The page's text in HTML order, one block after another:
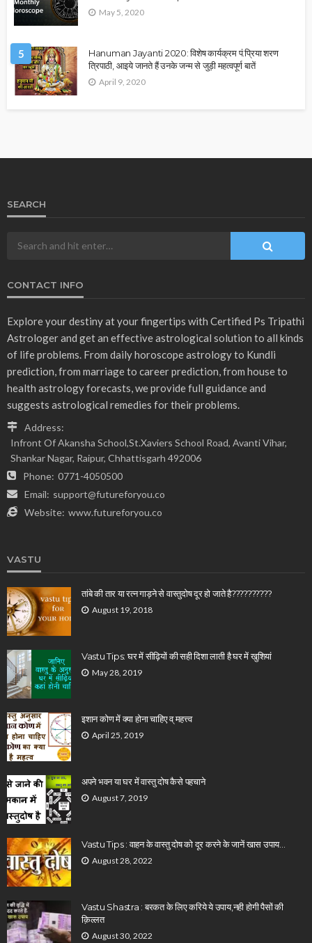
May 5, 2020
5
Hanuman Jayanti 2020: विशेष कार्यक्रम पं.प्रिया शरण
त्रिपाठी, आइये जानते हैं उनके जन्म से जुड़ी महत्वपूर्ण बातें
April 9, 2020
SEARCH
CONTACT INFO
Explore your destiny at your fingertips with Certified Ps Tripathi
Astrologer and get an effective astrological solution to all kinds
of life problems. From daily horoscope astrology to Kundli
prediction, from marriage to career prediction, from house to
health astrology forecasts, we provide full guidance and
suggests astrological remedies for their problems.
Address:
Infront Of Akansha School,St.Xaviers School Road, Avanti Vihar,
Shankar Nagar, Raipur, Chhattisgarh 492006
Phone: 0771-4050500
Email: support@futureforyou.co
Website: www.futureforyou.co
VASTU
तांबे की तार या रत्न गाड़ने से वास्तुदोष दूर हो जाते है??????????
August 19, 2018
Vastu Tips: घर में सीढ़ियों की सही दिशा लाती है घर में खुशियां
May 28, 2019
इशान कोण में क्या होना चाहिए व् महत्त्व
April 25, 2019
अपने भवन या घर में वास्तु दोष कैसे पहचाने
August 7, 2019
Vastu Tips : वाहन के वास्तु दोष को दूर करने के जानें खास उपाय…
August 28, 2022
Vastu Shastra : बरकत के लिए करिये ये उपाय,नही होगी पैसों की
क़िल्लत
August 30, 2022